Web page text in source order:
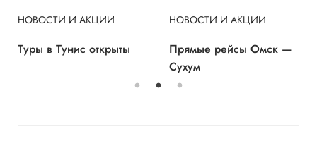
НОВОСТИ И АКЦИИ
Туры в Тунис открыты
НОВОСТИ И АКЦИИ
Прямые рейсы Омск —
Сухум